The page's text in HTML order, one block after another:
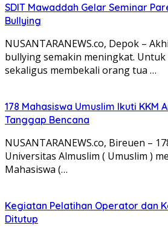
SDIT Mawaddah Gelar Seminar
Bullying
NUSANTARANEWS.co, Depok –
bullying semakin meningkat.
sekaligus membekali orang tua …
178 Mahasiswa Umuslim Ikuti KKM
Tanggap Bencana
NUSANTARANEWS.co, Bireuen –
Universitas Almuslim ( Umuslim )
Mahasiswa (…
Kegiatan Pelatihan Operator dan
Ditutup